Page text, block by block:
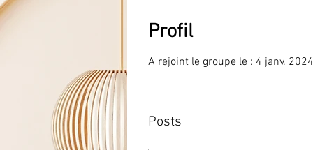
Profil
A rejoint le groupe le : 4 janv. 2024
Posts